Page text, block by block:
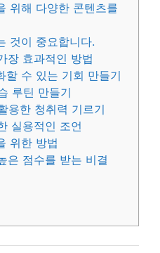
위해 다양한 콘텐츠를
것이 중요합니다.
장 효과적인 방법
할 수 있는 기회 만들기
루틴 만들기
용한 청취력 기르기
실용적인 조언
위한 방법
은 점수를 받는 비결